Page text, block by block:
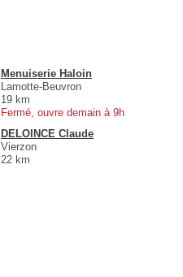
Menuiserie Haloin
Lamotte-Beuvron
19 km
Fermé, ouvre demain à 9h
DELOINCE Claude
Vierzon
22 km